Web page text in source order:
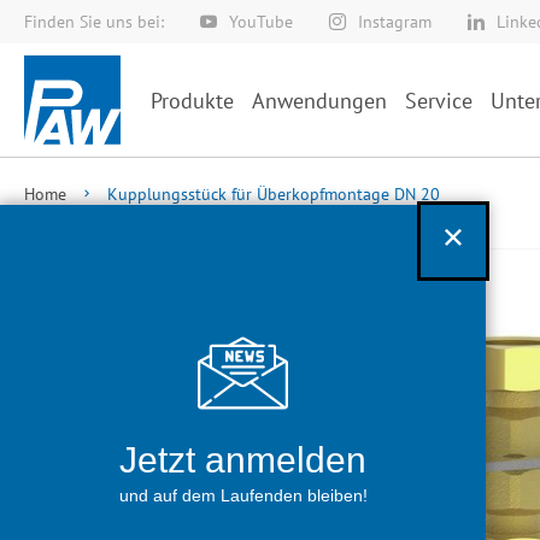
Finden Sie uns bei: YouTube Instagram
Direkt
zum
Inhalt
Produkte Anwendungen Service
Home
Kupplungsstück für Überkopfmontage DN 20
Jetzt anmelden
und auf dem Laufenden bleiben!